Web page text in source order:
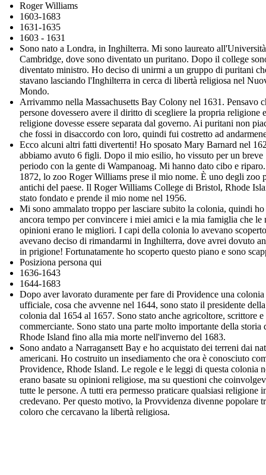
Roger Williams
1603-1683
1631-1635
1603 - 1631
Sono nato a Londra, in Inghilterra. Mi sono laureato
Cambridge, dove sono diventato un puritano. Dopo il college
diventato ministro. Ho deciso di unirmi a un gruppo di puritani
stavano lasciando l'Inghilterra in cerca di libertà religiosa nel
Mondo.
Arrivammo nella Massachusetts Bay Colony nel 1631. Pensavo
persone dovessero avere il diritto di scegliere la propria religione
religione dovesse essere separata dal governo. Ai puritani non
che fossi in disaccordo con loro, quindi fui costretto ad
Ecco alcuni altri fatti divertenti! Ho sposato Mary Barnard nel
abbiamo avuto 6 figli. Dopo il mio esilio, ho vissuto per un breve
periodo con la gente di Wampanoag. Mi hanno dato cibo e
1872, lo zoo Roger Williams prese il mio nome. È uno degli zoo
antichi del paese. Il Roger Williams College di Bristol, Rhode
stato fondato e prende il mio nome nel 1956.
Mi sono ammalato troppo per lasciare subito la colonia, quindi
ancora tempo per convincere i miei amici e la mia famiglia che le
opinioni erano le migliori. I capi della colonia lo avevano
avevano deciso di rimandarmi in Inghilterra, dove avrei dovuto
in prigione! Fortunatamente ho scoperto questo piano e sono
Posiziona persona qui
1636-1643
1644-1683
Dopo aver lavorato duramente per fare di Providence una colonia
ufficiale, cosa che avvenne nel 1644, sono stato il presidente della
colonia dal 1654 al 1657. Sono stato anche agricoltore, scrittore e
commerciante. Sono stato una parte molto importante della storia
Rhode Island fino alla mia morte nell'inverno del 1683.
Sono andato a Narragansett Bay e ho acquistato dei terreni dai
americani. Ho costruito un insediamento che ora è conosciuto
Providence, Rhode Island. Le regole e le leggi di questa colonia
erano basate su opinioni religiose, ma su questioni che
tutte le persone. A tutti era permesso praticare qualsiasi religione
credevano. Per questo motivo, la Provvidenza divenne popolare
coloro che cercavano la libertà religiosa.